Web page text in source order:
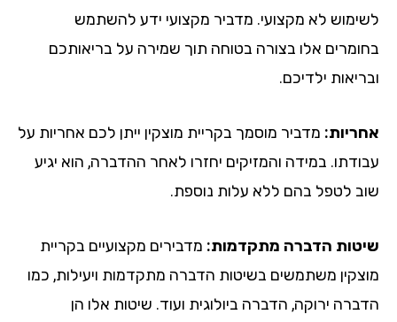
לשימוש לא מקצועי. מדביר מקצועי ידע להשתמש
בחומרים אלו בצורה בטוחה תוך שמירה על בריאותכם
ובריאות ילדיכם.
אחריות: מדביר מוסמך בקריית מוצקין ייתן לכם אחריות על
עבודתו. במידה והמזיקים יחזרו לאחר ההדברה, הוא יגיע
שוב לטפל בהם ללא עלות נוספת.
שיטות הדברה מתקדמות: מדבירים מקצועיים בקריית
מוצקין משתמשים בשיטות הדברה מתקדמות ויעילות, כמו
הדברה ירוקה, הדברה ביולוגית ועוד. שיטות אלו הן